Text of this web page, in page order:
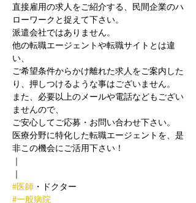
直接雇用の求人をご紹介する、民間企業のハ
ローワークと捉えて下さい。
派遣会社ではありません。
他の転職エージェントや転職サイトとは違
い、
ご希望条件からかけ離れた求人をご案内した
り、押しつけるような事はございません。
また、必要以上のメールや電話などもござい
ませんので、
ご安心してご応募・お問い合わせ下さい。
医療分野に特化した転職エージェントを、是
非この機会にご活用下さい！
｜
｜
#医師 ・ドクター
#一般病院